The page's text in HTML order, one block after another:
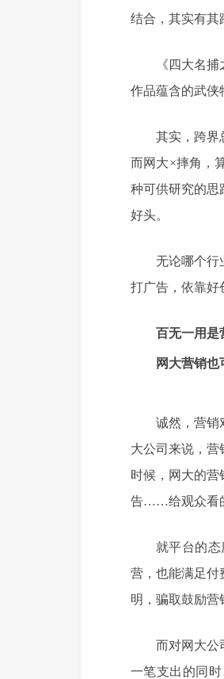
结合，其实有其
《四大名
作品蕴含的武侠
其实，跨界
而网大×摔角，
种可供研究的思
好头。
无论哪个行
打广告，依靠好
百无一用是
网大营销也
诚然，营销
大公司来说，营
时候，网大的
告……给观众看
就平台的
营，也能满足付
明，骗取鼓励营
而对网大公
一笔支出的同